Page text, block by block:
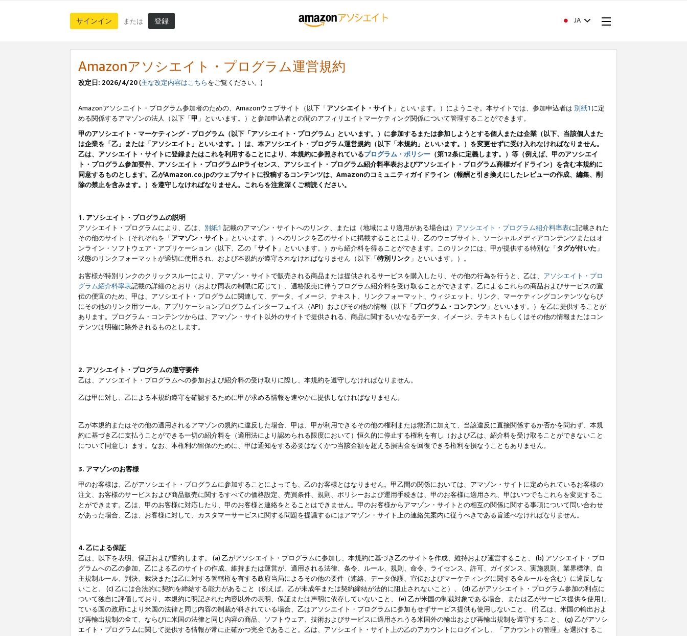
サインイン または 登録 JA
Amazonアソシエイト・プログラム運営規約
改定日: 2026/4/20(主な改定内容はこちらをご覧ください。)
Amazonアソシエイト・プログラム参加者のための、Amazonウェブサイト（以下「アソシエイト・サイト 」といいます。）にようこそ。本サイトでは、参加申込者は 別紙1 に定
める関係するアマゾンの法人（以下「甲 」といいます。）と参加申込者との間のアフィリエイトマーケティング関係について管理することができます。
甲のアソシエイト・マーケティング・プログラム（以下「アソシエイト・プログラム」といいます。）に参加するまたは参加しようとする個人または企業（以下、当該個人また
は企業を「乙」または「アソシエイト」といいます。）は、本アソシエイト・プログラム運営規約（以下「本規約」といいます。）を変更せずに受け入れなければなりません。
乙は、アソシエイト・サイトに登録またはこれを利用することにより、本規約に参照されているプログラム・ポリシー （第12条に定義します。）等（例えば、甲のアソシエイ
ト・プログラム参加要件、アソシエイト・プログラムIPライセンス、アソシエイト・プログラム紹介料率表およびアソシエイト・プログラム商標ガイドライン）を含む本規約に
同意するものとします。乙がAmazon.co.jpのウェブサイトに投稿するコンテンツは、Amazonのコミュニティガイドライン（報酬と引き換えにしたレビューの作成、編集、削
除の禁止を含みます。）を遵守しなければなりません。これらを注意深くご精読ください。
1. アソシエイト・プログラムの説明
アソシエイト・プログラムにより、乙は、 別紙1 記載のアマゾン・サイトへのリンク、または（地域により適用がある場合は） アソシエイト・プログラム紹介料率表に記載された
その他のサイト（それぞれを「アマゾン・サイト 」といいます。）へのリンクを乙のサイトに掲載することにより、乙のウェブサイト、ソーシャルメディアコンテンツまたはオ
ンライン・ソフトウェア・アプリケーション（以下、乙の「サイト 」といいます。）から紹介料を得ることができます。このリンクには、甲が提供する特別な「タグが付いた 」
状態のリンクフォーマットが適切に使用され、および本規約が遵守されなければなりません（以下「特別リンク 」といいます。）。
お客様が特別リンクのクリックスルーにより、アマゾン・サイトで販売される商品または提供されるサービスを購入したり、その他の行為を行うと、乙は、 アソシエイト・プロ
グラム紹介料率表記載の詳細のとおり（および同表の制限に応じて）、適格販売に伴うプログラム紹介料を受け取ることができます。乙によるこれらの商品およびサービスの宣
伝の便宜のため、甲は、アソシエイト・プログラムに関連して、データ、イメージ、テキスト、リンクフォーマット、ウィジェット、リンク、マーケティングコンテンツならび
にその他のリンク用ツール、アプリケーションプログラムインターフェイス（API）およびその他の情報（以下「プログラム・コンテンツ 」といいます。）を乙に提供することが
あります。プログラム・コンテンツからは、アマゾン・サイト以外のサイトで提供される、商品に関するいかなるデータ、イメージ、テキストもしくはその他の情報またはコン
テンツは明確に除外されるものとします。
2. アソシエイト・プログラムの遵守要件
乙は、アソシエイト・プログラムへの参加および紹介料の受け取りに際し、本規約を遵守しなければなりません。
乙は甲に対し、乙による本規約遵守を確認するために甲が求める情報を速やかに提供しなければなりません。
乙が本規約またはその他の適用されるアマゾンの規約に違反した場合、甲は、甲が利用できるその他の権利または救済に加えて、当該違反に直接関係するか否かを問わず、本規
約に基づき乙に支払うことができる一切の紹介料を（適用法により認められる限度において）恒久的に停止する権利を有し（および乙は、紹介料を受け取ることができないこと
について同意し）ます。なお、本権利の留保のために、甲は通知をする必要はなくかつ当該金額を超える損害金を回復できる権利を損なうこともありません。
3. アマゾンのお客様
甲のお客様は、乙がアソシエイト・プログラムに参加することによっても、乙のお客様とはなりません。甲乙間の関係においては、アマゾン・サイトに定められているお客様の
注文、お客様のサービスおよび商品販売に関するすべての価格設定、売買条件、規則、ポリシーおよび運用手続きは、甲のお客様に適用され、甲はいつでもこれらを変更するこ
とができます。乙は、甲のお客様に対応したり、甲のお客様と連絡をとることはできません。甲のお客様からアマゾン・サイトとの相互の関係に関する事項について問い合わせ
があった場合、乙は、お客様に対して、カスタマーサービスに関する問題を提議するにはアマゾン・サイト上の連絡先案内に従うべきである旨述べなければなりません。
4. 乙による保証
乙は、以下を表明、保証および誓約します。 (a) 乙がアソシエイト・プログラムに参加し、本規約に基づき乙のサイトを作成、維持および運営すること、 (b) アソシエイト・プロ
グラムへの乙の参加、乙による乙のサイトの作成、維持または運営が、適用される法律、条令、ルール、規則、命令、ライセンス、許可、ガイダンス、実施規則、業界標準、自
主規制ルール、判決、裁決または乙に対する管轄権を有する政府当局によるその他の要件（連絡、データ保護、宣伝およびマーケティングに関する全ルールを含む）に違反しな
いこと、 (c) 乙には合法的に契約を締結する能力があること（例えば、乙が未成年または契約締結が法的に阻止されないこと）、 (d) 乙がアソシエイト・プログラム参加の利点に
ついて独自に評価しており、本規約に明記された内容以外の表明、保証または声明に依存していないこと、 (e) 乙が米国の制裁対象である場合、または乙がサービス提供を使用し
ている国の政府により米国の法律と同じ内容の制裁が科されている場合、乙はアソシエイト・プログラムに参加もせずサービス提供も使用しないこと、 (f) 乙は、米国の輸出およ
び再輸出規制の全て、ならびに米国の法律と同じ内容の商品、ソフトウェア、技術およびサービスに適用されうる米国外の輸出および再輸出規制を遵守すること、 (g) 乙がアソシ
エイト・プログラムに関して提供する情報が常に正確かつ完全であること。乙は、アソシエイト・サイト上の乙のアカウントにログインし、「アカウントの管理」を選択するこ